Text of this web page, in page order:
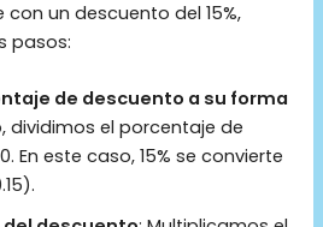
con un descuento del 15%,
pasos:
de descuento a su forma
dividimos el porcentaje de
En este caso, 15% se convierte